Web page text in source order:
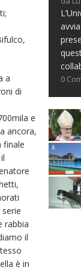
a
di
e
ancora,
finale
rabbia
il
è in
0